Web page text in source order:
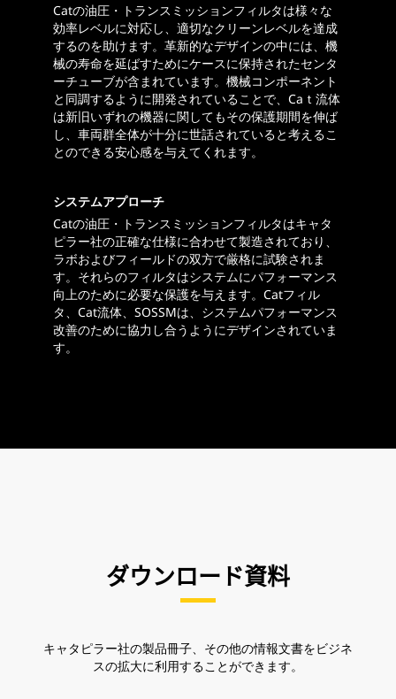
Catの油圧・トランスミッションフィルタは様々な
効率レベルに対応し、適切なクリーンレベルを達成
するのを助けます。革新的なデザインの中には、機
械の寿命を延ばすためにケースに保持されたセンタ
ーチューブが含まれています。機械コンポーネント
と同調するように開発されていることで、Caｔ流体
は新旧いずれの機器に関してもその保護期間を伸ば
し、車両群全体が十分に世話されていると考えるこ
とのできる安心感を与えてくれます。
システムアプローチ
Catの油圧・トランスミッションフィルタはキャタ
ピラー社の正確な仕様に合わせて製造されており、
ラボおよびフィールドの双方で厳格に試験されま
す。それらのフィルタはシステムにパフォーマンス
向上のために必要な保護を与えます。Catフィル
タ、Cat流体、SOSSMは、システムパフォーマンス
改善のために協力し合うようにデザインされていま
す。
ダウンロード資料
キャタピラー社の製品冊子、その他の情報文書をビジネ
スの拡大に利用することができます。